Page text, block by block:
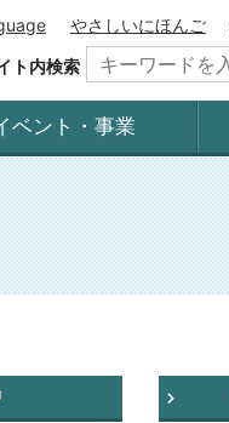
やさしいにほんご
ト内検索
ベント・事業